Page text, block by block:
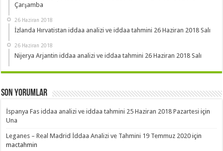
Çarşamba
26 Haziran 2018
İzlanda Hırvatistan iddaa analizi ve iddaa tahmini 26 Haziran 2018 Salı
26 Haziran 2018
Nijerya Arjantin iddaa analizi ve iddaa tahmini 26 Haziran 2018 Salı
Son Yorumlar
İspanya Fas iddaa analizi ve iddaa tahmini 25 Haziran 2018 Pazartesi için
Una
Leganes – Real Madrid İddaa Analizi ve Tahmini 19 Temmuz 2020 için
mactahmin